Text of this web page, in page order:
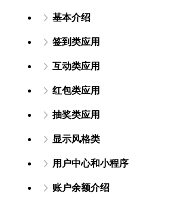
基本介绍
签到类应用
互动类应用
红包类应用
抽奖类应用
显示风格类
用户中心和小程序
账户余额介绍